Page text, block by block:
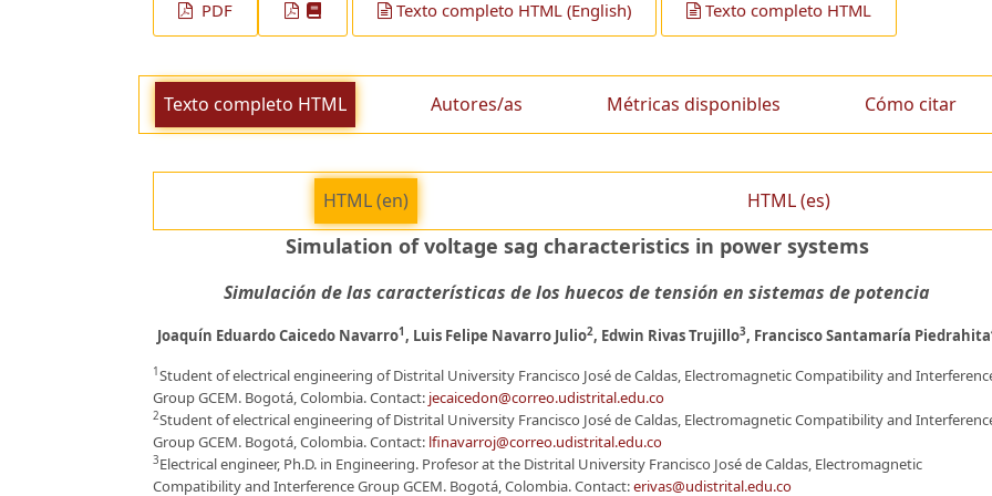
PDF Texto completo HTML (English) Texto completo HTML
Texto completo HTML Autores/as Métricas disponibles Cómo citar
HTML (en) HTML (es)
Simulation of voltage sag characteristics in power systems
Simulación de las características de los huecos de tensión en sistemas de potencia
Joaquín Eduardo Caicedo Navarro1 , Luis Felipe Navarro Julio2, Edwin Rivas Trujillo3, Francisco Santamaría Piedrahita
1 Student of electrical engineering of Distrital University Francisco José de Caldas, Electromagnetic Compatibility and
Group GCEM. Bogotá, Colombia. Contact: jecaicedon@correo.udistrital.edu.co
2Student of electrical engineering of Distrital University Francisco José de Caldas, Electromagnetic Compatibility and
Group GCEM. Bogotá, Colombia. Contact: lfinavarroj@correo.udistrital.edu.co
3Electrical engineer, Ph.D. in Engineering. Profesor at the Distrital University Francisco José de Caldas, Electromagnetic
Compatibility and Interference Group GCEM. Bogotá, Colombia. Contact:erivas@udistrital.edu.co